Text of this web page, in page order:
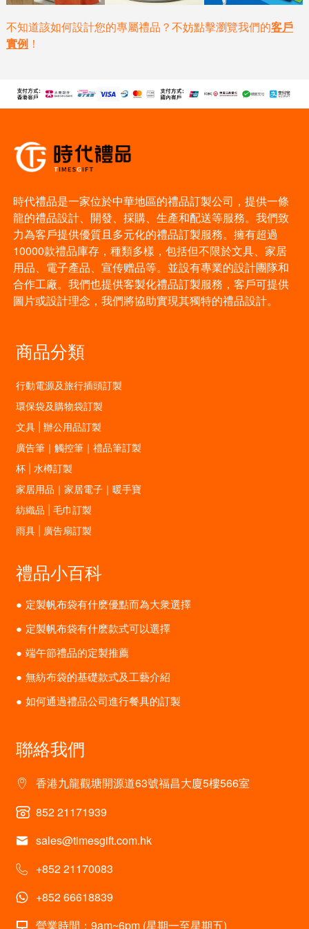
不知道該如何設計您的專屬禮品？不妨點擊瀏覽我們的客戶
實例！
時代禮品是一家位於中華地區的禮品訂製公司，提供一條
龍的禮品設計、開發、採購、生產和配送等服務。我們致
力為客戶提供優質且多元化的禮品訂製服務。擁有超過
10000款禮品庫存，種類多樣，包括但不限於文具、家居
用品、電子產品、宣传赠品等。並設有專業的設計團隊和
合作工廠。我們也提供客製化禮品訂製服務，客戶可提供
圖片或設計理念，我們將協助實現其獨特的禮品設計。
商品分類
行動電源及旅行插頭訂製
環保袋及購物袋訂製
文具 | 辦公用品訂製
廣告筆｜觸控筆｜禮品筆訂製
杯 | 水樽訂製
家居用品｜家居電子｜暖手寶
紡織品 | 毛巾訂製
雨具 | 廣告扇訂製
禮品小百科
定製帆布袋有什麽優點而為大衆選擇
定製帆布袋有什麽款式可以選擇
端午節禮品的定製推薦
無紡布袋的基礎款式及工藝介紹
如何通過禮品公司進行餐具的訂製
聯絡我們
香港九龍觀塘開源道63號福昌大廈5樓566室
852 21171939
sales@timesgift.com.hk
+852 21170083
+852 66618839
營業時間：9am~6pm (星期一至星期五)